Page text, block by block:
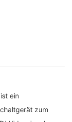
ein
zum